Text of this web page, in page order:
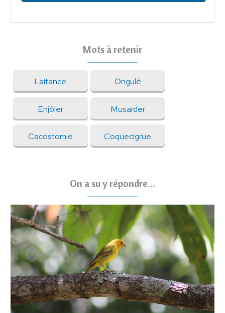
Mots à retenir
Laitance Ongulé
Enjôler Musarder
Cacostomie Coquecigrue
On a su y répondre...